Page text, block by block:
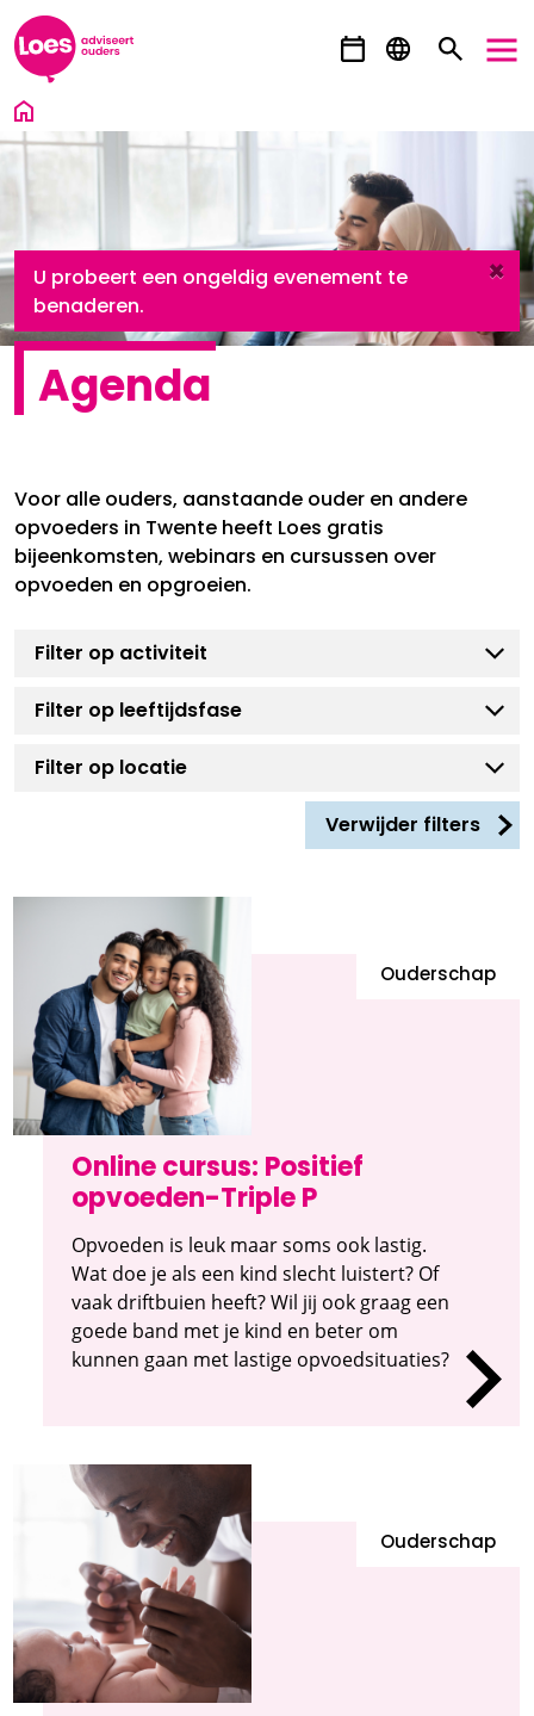
Ga direct naar inhoud
×
danger
U probeert een ongeldig evenement te
benaderen.
Agenda
Voor alle ouders, aanstaande ouder en andere
opvoeders in Twente heeft Loes gratis
bijeenkomsten, webinars en cursussen over
opvoeden en opgroeien.
Verwijder filters
Online cursus: Positief
opvoeden-Triple P
Ouderschap
Opvoeden is leuk maar soms ook lastig.
Wat doe je als een kind slecht luistert? Of
vaak driftbuien heeft? Wil jij ook graag een
goede band met je kind en beter om
kunnen gaan met lastige opvoedsituaties?
Ouderschap